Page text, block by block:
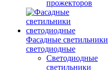
прожекторов
Фасадные светильники
светодиодные
Светодиодные
светильники